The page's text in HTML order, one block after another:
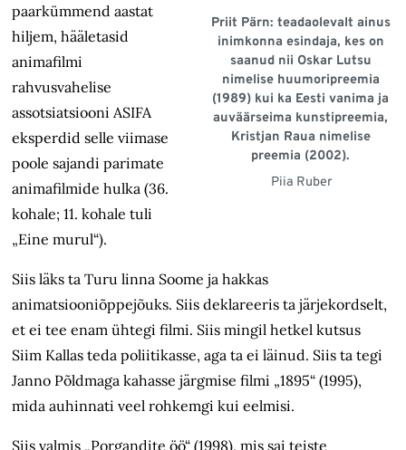
Priit Pärn: teadaolevalt ainus
inimkonna esindaja, kes on
saanud nii Oskar Lutsu
nimelise huumoripreemia
(1989) kui ka Eesti vanima ja
auväärseima kunstipreemia,
Kristjan Raua nimelise
preemia (2002).
Piia Ruber
paarkümmend aastat
hiljem, hääletasid
animafilmi
rahvusvahelise
assotsiatsiooni ASIFA
eksperdid selle viimase
poole sajandi parimate
animafilmide hulka (36.
kohale; 11. kohale tuli
„Eine murul“).
Siis läks ta Turu linna Soome ja hakkas
animatsiooniõppejõuks. Siis deklareeris ta järjekordselt,
et ei tee enam ühtegi filmi. Siis mingil hetkel kutsus
Siim Kallas teda poliitikasse, aga ta ei läinud. Siis ta tegi
Janno Põldmaga kahasse järgmise filmi „1895“ (1995),
mida auhinnati veel rohkemgi kui eelmisi.
Siis valmis „Porgandite öö“ (1998), mis sai teiste